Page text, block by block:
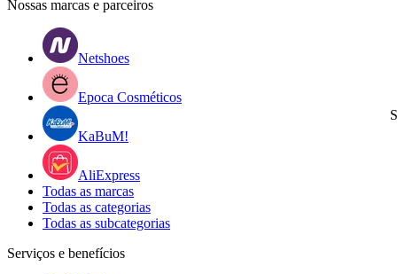
Nossas marcas e parceiros
Netshoes
Epoca Cosméticos
KaBuM!
AliExpress
Todas as marcas
Todas as categorias
Todas as subcategorias
Serviços e benefícios